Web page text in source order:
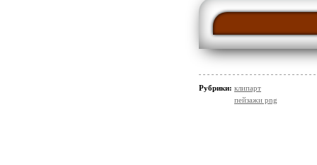
Рубрики: клипарт
пейзажи png